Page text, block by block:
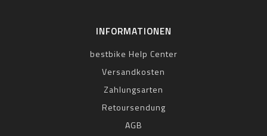
INFORMATIONEN
bestbike Help Center
Versandkosten
Zahlungsarten
Retoursendung
AGB